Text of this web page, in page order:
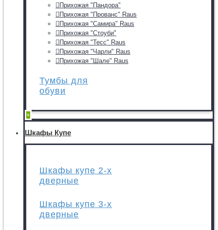
Прихожая "Пандора"
Прихожая "Прованс" Raus
Прихожая "Самира" Raus
Прихожая "Стоуби"
Прихожая "Тесс" Raus
Прихожая "Чарли" Raus
Прихожая "Шале" Raus
Тумбы для
обуви
+
Шкафы Купе
Шкафы купе 2-х
дверные
Шкафы купе 3-х
дверные